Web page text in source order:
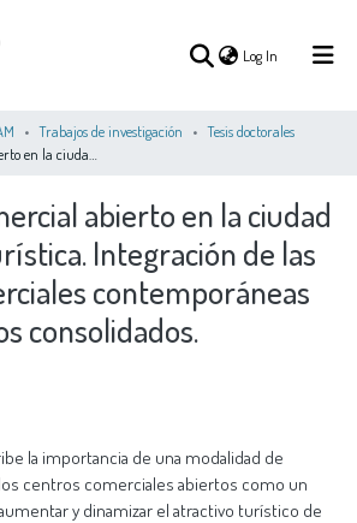
Log In (current)
COMMUNITIES
COLLECTIONS
ALL OF DSPACE
Trabajos de investigación
Tesis doctorales
abierto en la ciudad
Integración de las
contemporáneas
consolidados.
la importancia de una modalidad de
centros comerciales abiertos como un
y dinamizar el atractivo turístico de